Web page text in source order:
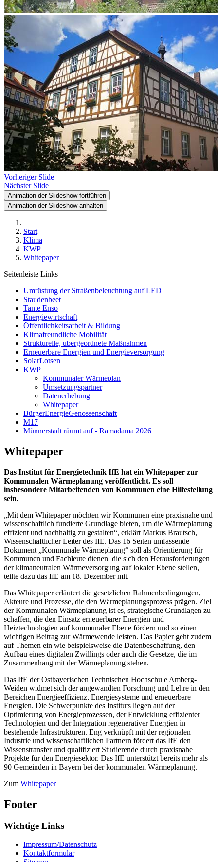
Vorheriger Slide
Nächster Slide
Animation der Slideshow fortführen
Animation der Slideshow anhalten
Start
Klima
KWP
Whitepaper
Seitenleiste Links
Umrüstung der Straßenbeleuchtung auf LED
Staudenbeet
Tante Enso
Energiewirtschaft
Öffentlichkeitsarbeit & Bildung
Klimafreundliche Mobilität
Strukturelle, übergeordnete Maßnahmen
Erneuerbare Energien und Energieversorgung
SolarLotsen
KWP
Kommunaler Wärmeplan
Umsetzungspartner
Datenerhebung
Whitepaper
BürgerEnergieGenossenschaft
M17
Münnerstadt räumt auf - Ramadama 2026
Whitepaper
Das Institut für Energietechnik IfE hat ein Whitepaper zur
Kommunalen Wärmeplanung veröffentlicht. Es soll
insbesondere Mitarbeitenden von Kommunen eine Hilfestellung
sein.
„Mit dem Whitepaper möchten wir Kommunen eine praxisnahe und
wissenschaftlich fundierte Grundlage bieten, um die Wärmeplanung
effizient und nachhaltig zu gestalten“, erklärt Markus Brautsch,
Wissenschaftlicher Leiter des IfE. Das 16 Seiten umfassende
Dokument „Kommunale Wärmeplaung“ soll als Orientierung für
Kommunen und Fachleute dienen, die sich den Herausforderungen
der klimaneutralen Wärmeversorgung auf lokaler Ebene stellen,
teilte dazu das IfE am 18. Dezember mit.
Das Whitepaper erläutert die gesetzlichen Rahmenbedingungen,
Akteure und Prozesse, die den Wärmeplanungsprozess prägen. Ziel
der Kommunalen Wärmeplanung ist es, strategische Grundlagen zu
schaffen, die den Einsatz erneuerbarer Energien und
Heiztechnologien auf kommunaler Ebene fördern und so einen
wichtigen Beitrag zur Wärmewende leisten. Das Papier geht zudem
auf Themen ein wie beispielsweise die Datenbeschaffung, den
Aufbau eines digitalen Zwillings oder auch die Gesetze, die im
Zusammenhang mit der Wärmeplanung stehen.
Das IfE der Ostbayerischen Technischen Hochschule Amberg-
Weiden widmet sich der angewandten Forschung und Lehre in den
Bereichen Energieeffizienz, Energiesysteme und erneuerbare
Energien. Die Schwerpunkte des Instituts liegen auf der
Optimierung von Energieprozessen, der Entwicklung effizienter
Technologien und der Integration regenerativer Energien in
bestehende Infrastrukturen. Eng verknüpft mit der regionalen
Industrie und wissenschaftlichen Partnern fördert das IfE den
Wissenstransfer und qualifiziert Studierende durch praxisnahe
Projekte für den Energiesektor. Das IfE unterstützt bereits mehr als
90 Gemeinden in Bayern bei der kommunalen Wärmeplanung.
Zum Whitepaper
Footer
Wichtige Links
Impressum/Datenschutz
Kontaktformular